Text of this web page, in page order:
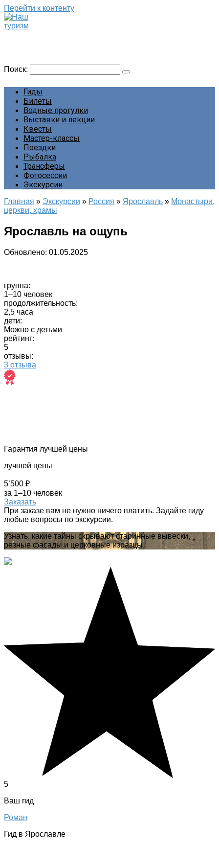
Перейти к контенту
Поиск:
Гиды
Билеты
Водные прогулки
Выставки и лекции
Квесты
Мастер-классы
Поездки
Рыбалка
Трансферы
Фотосессии
Экскурсии
Главная » Экскурсии » Россия » Ярославль » Монастыри,
церкви, храмы
Ярославль на ощупь
Обновлено: 01.05.2025
группа:
1–10 человек
продолжительность:
2,5 часа
дети:
Можно с детьми
рейтинг:
5
отзывы:
3 отзыва
Гарантия лучшей цены
лучшей цены
5’500 ₽
за 1–10 человек
Заказать
При заказе вам не нужно ничего платить. Задайте гиду
любые вопросы по экскурсии.
Узнать, какие тайны скрывают старинные вывески,
резные фасады и церковные изразцы
5
Ваш гид
Роман
Гид в Ярославле